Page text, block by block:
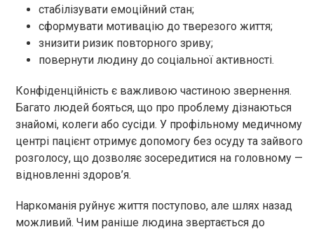
стабілізувати емоційний стан;
сформувати мотивацію до тверезого життя;
знизити ризик повторного зриву;
повернути людину до соціальної активності.
Конфіденційність є важливою частиною звернення.
Багато людей бояться, що про проблему дізнаються
знайомі, колеги або сусіди. У профільному медичному
центрі пацієнт отримує допомогу без осуду та зайвого
розголосу, що дозволяє зосередитися на головному —
відновленні здоров’я.
Наркоманія руйнує життя поступово, але шлях назад
можливий. Чим раніше людина звертається до